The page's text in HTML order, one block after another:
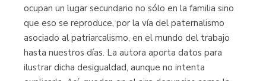
ocupan un lugar secundario no sólo en la familia sino
que eso se reproduce, por la vía del paternalismo
asociado al patriarcalismo, en el mundo del trabajo
hasta nuestros días. La autora aporta datos para
ilustrar dicha desigualdad, aunque no intenta